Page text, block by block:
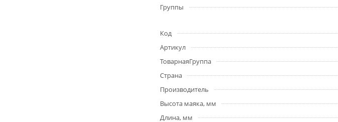
Группы
Код
Артикул
ТоварнаяГруппа
Страна
Производитель
Высота маяка, мм
Длина, мм